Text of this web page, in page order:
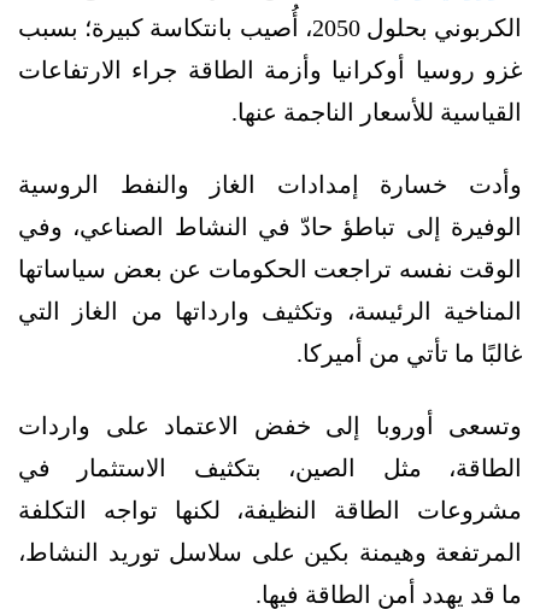
الكربوني بحلول 2050، أُصيب بانتكاسة كبيرة؛ بسبب
غزو روسيا أوكرانيا وأزمة الطاقة جراء الارتفاعات
القياسية للأسعار الناجمة عنها.
وأدت خسارة إمدادات الغاز والنفط الروسية
الوفيرة إلى تباطؤ حادّ في النشاط الصناعي، وفي
الوقت نفسه تراجعت الحكومات عن بعض سياساتها
المناخية الرئيسة، وتكثيف وارداتها من الغاز التي
غالبًا ما تأتي من أميركا.
وتسعى أوروبا إلى خفض الاعتماد على واردات
الطاقة، مثل الصين، بتكثيف الاستثمار في
مشروعات الطاقة النظيفة، لكنها تواجه التكلفة
المرتفعة وهيمنة بكين على سلاسل توريد النشاط،
ما قد يهدد أمن الطاقة فيها.